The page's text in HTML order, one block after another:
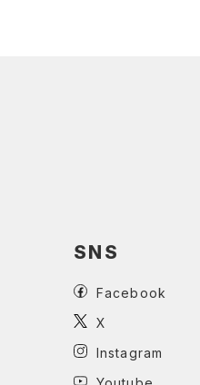
SNS
Facebook
X
Instagram